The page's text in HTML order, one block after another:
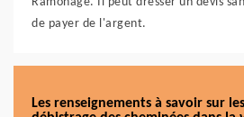
de payer de l'argent.
Les renseignements à savoir sur